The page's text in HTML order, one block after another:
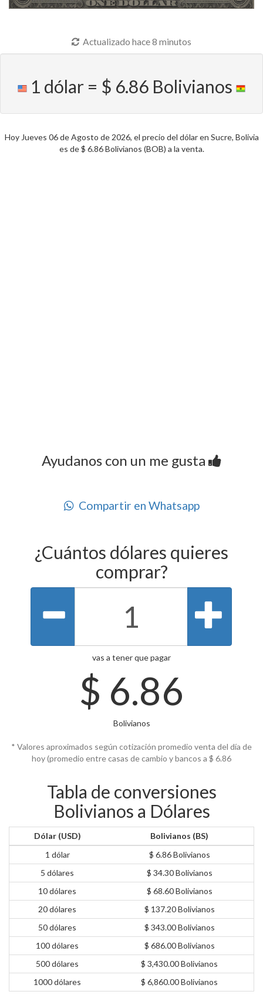
Actualizado hace 8 minutos
1 dólar = $ 6.86 Bolivianos
Hoy Jueves 06 de Agosto de 2026, el precio del dólar en Sucre, Bolivia
es de $ 6.86 Bolivianos (BOB) a la venta.
Ayudanos con un me gusta
Compartir en Whatsapp
¿Cuántos dólares quieres
comprar?
vas a tener que pagar
$ 6.86
Bolivianos
* Valores aproximados según cotización promedio venta del día de
hoy (promedio entre casas de cambio y bancos a $ 6.86
Tabla de conversiones
Bolivianos a Dólares
Dólar (USD)
Bolivianos (BS)
1 dólar
$ 6.86 Bolivianos
5 dólares
$ 34.30 Bolivianos
10 dólares
$ 68.60 Bolivianos
20 dólares
$ 137.20 Bolivianos
50 dólares
$ 343.00 Bolivianos
100 dólares
$ 686.00 Bolivianos
500 dólares
$ 3,430.00 Bolivianos
1000 dólares
$ 6,860.00 Bolivianos